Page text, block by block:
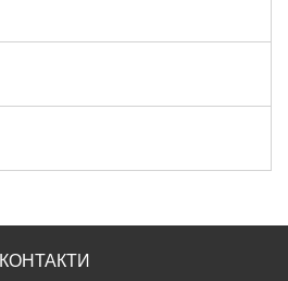
КОНТАКТИ